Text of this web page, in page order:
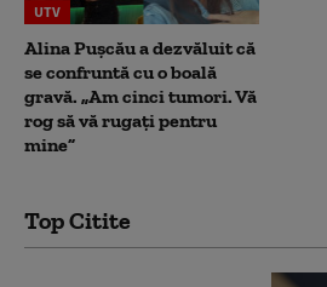
UTV
Alina Pușcău a dezvăluit că
se confruntă cu o boală
gravă. „Am cinci tumori. Vă
rog să vă rugați pentru
mine”
Top Citite